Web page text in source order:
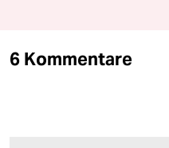
6 Kommentare